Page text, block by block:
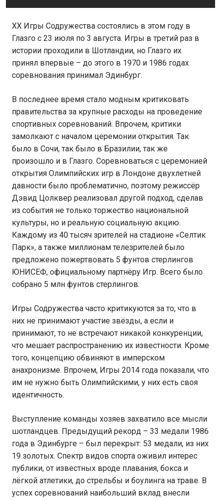
XX Игры Содружества состоялись в этом году в
Глазго с 23 июля по 3 августа. Игры в третий раз в
истории проходили в Шотландии, но Глазго их
принял впервые – до этого в 1970 и 1986 годах
соревнования принимал Эдинбург.
В последнее время стало модным критиковать
правительства за крупные расходы на проведение
спортивных соревнований. Впрочем, критики
замолкают с началом церемонии открытия. Так
было в Сочи, так было в Бразилии, так же
произошло и в Глазго. Соревноваться с церемонией
открытия Олимпийских игр в Лондоне двухлетней
давности было проблематично, поэтому режиссёр
Дэвид Цолквер реализовал другой подход, сделав
из события не только торжество национальной
культуры, но и реальную социальную акцию.
Каждому из 40 тысяч зрителей на стадионе «Селтик
Парк», а также миллионам телезрителей было
предложено пожертвовать 5 фунтов стерлингов
ЮНИСЕФ, официальному партнёру Игр. Всего было
собрано 5 млн фунтов стерлингов.
Игры Содружества часто критикуются за то, что в
них не принимают участие звёзды, а если и
принимают, то не встречают никакой конкуренции,
что мешает распространению их известности. Кроме
того, концепцию обвиняют в имперском
анахронизме. Впрочем, Игры 2014 года показали, что
им не нужно быть Олимпийскими, у них есть своя
идентичность.
Выступление команды хозяев захватило все мысли
шотландцев. Предыдущий рекорд – 33 медали 1986
года в Эдинбурге – был перекрыт: 53 медали, из них
19 золотых. Спектр видов спорта оживил интерес
публики, от известных вроде плавания, бокса и
лёгкой атлетики, до стрельбы и боулинга на траве. В
успех соревнований наибольший вклад внесли